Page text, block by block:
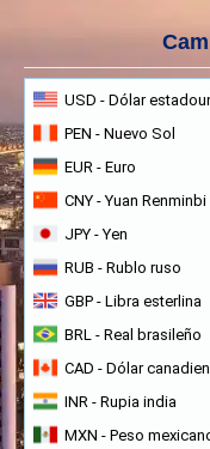
USD - Dólar
PEN - Nuevo Sol
EUR - Euro
CNY - Yuan Renminbi
JPY - Yen
RUB - Rublo ruso
GBP - Libra esterlina
BRL - Real brasileño
CAD - Dólar
INR - Rupia india
MXN - Peso